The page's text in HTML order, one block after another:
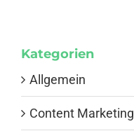
Kategorien
Allgemein
Content Marketing